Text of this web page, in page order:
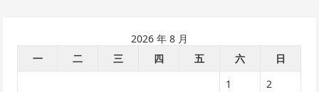
2026 年 8 月
一
二 三 四 五 六
日
1
2